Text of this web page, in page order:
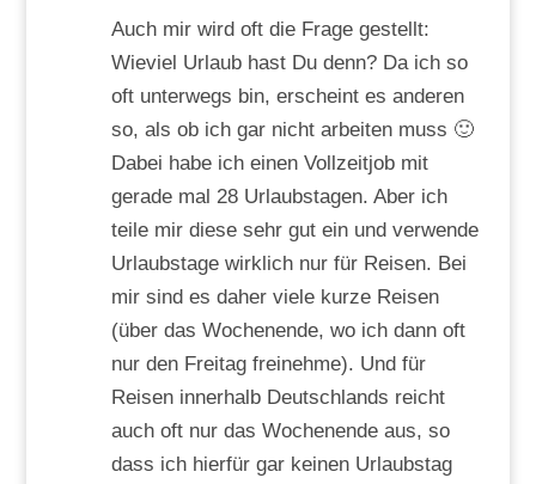
Auch mir wird oft die Frage gestellt:
Wieviel Urlaub hast Du denn? Da ich so
oft unterwegs bin, erscheint es anderen
so, als ob ich gar nicht arbeiten muss 🙂
Dabei habe ich einen Vollzeitjob mit
gerade mal 28 Urlaubstagen. Aber ich
teile mir diese sehr gut ein und verwende
Urlaubstage wirklich nur für Reisen. Bei
mir sind es daher viele kurze Reisen
(über das Wochenende, wo ich dann oft
nur den Freitag freinehme). Und für
Reisen innerhalb Deutschlands reicht
auch oft nur das Wochenende aus, so
dass ich hierfür gar keinen Urlaubstag